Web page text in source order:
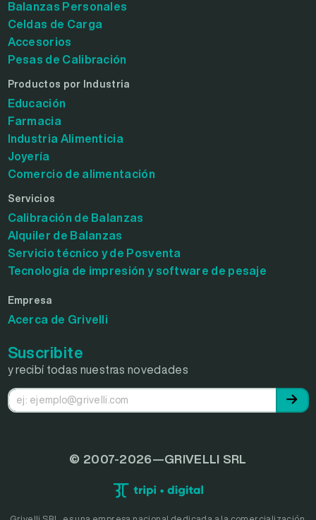
Balanzas Personales
Celdas de Carga
Accesorios
Pesas de Calibración
Productos por Industria
Educación
Farmacia
Industria Alimenticia
Joyería
Comercio de alimentación
Servicios
Calibración de Balanzas
Alquiler de Balanzas
Servicio técnico y de Posventa
Tecnología de impresión y software de pesaje
Empresa
Acerca de Grivelli
Suscribite
y recibí todas nuestras novedades
© 2007-2026—GRIVELLI SRL